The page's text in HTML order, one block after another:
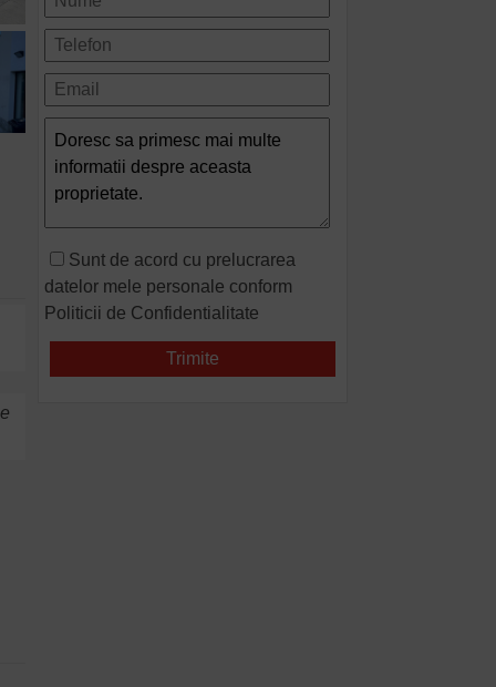
Sunt de acord cu prelucrarea
datelor mele personale conform
Politicii de Confidentialitate